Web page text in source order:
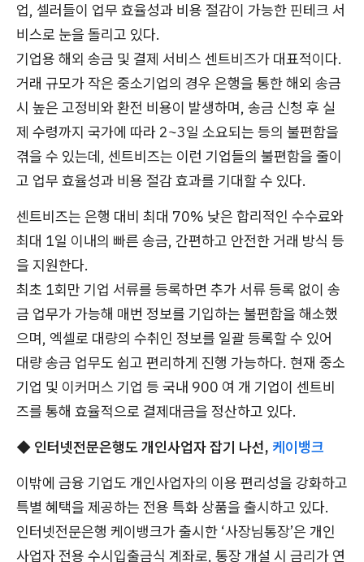
업, 셀러들이 업무 효율성과 비용 절감이 가능한 핀테크 서
비스로 눈을 돌리고 있다.
기업용 해외 송금 및 결제 서비스 센트비즈가 대표적이다.
거래 규모가 작은 중소기업의 경우 은행을 통한 해외 송금
시 높은 고정비와 환전 비용이 발생하며, 송금 신청 후 실
제 수령까지 국가에 따라 2~3일 소요되는 등의 불편함을
겪을 수 있는데, 센트비즈는 이런 기업들의 불편함을 줄이
고 업무 효율성과 비용 절감 효과를 기대할 수 있다.
센트비즈는 은행 대비 최대 70% 낮은 합리적인 수수료와
최대 1일 이내의 빠른 송금, 간편하고 안전한 거래 방식 등
을 지원한다.
최초 1회만 기업 서류를 등록하면 추가 서류 등록 없이 송
금 업무가 가능해 매번 정보를 기입하는 불편함을 해소했
으며, 엑셀로 대량의 수취인 정보를 일괄 등록할 수 있어
대량 송금 업무도 쉽고 편리하게 진행 가능하다. 현재 중소
기업 및 이커머스 기업 등 국내 900 여 개 기업이 센트비
즈를 통해 효율적으로 결제대금을 정산하고 있다.
◆ 인터넷전문은행도 개인사업자 잡기 나선, 케이뱅크
이밖에 금융 기업도 개인사업자의 이용 편리성을 강화하고
특별 혜택을 제공하는 전용 특화 상품을 출시하고 있다.
인터넷전문은행 케이뱅크가 출시한 ‘사장님통장’은 개인
사업자 전용 수시입출금식 계좌로, 통장 개설 시 금리가 연